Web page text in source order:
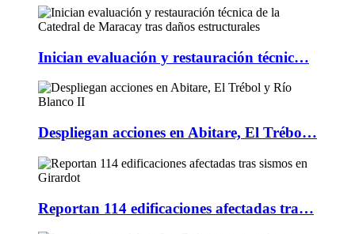
Inician evaluación y restauración técnic…
Despliegan acciones en Abitare, El Trébo…
Reportan 114 edificaciones afectadas tra…